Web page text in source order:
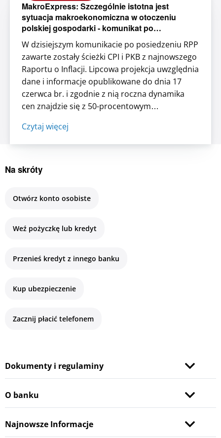
MakroExpress: Szczególnie istotna jest
sytuacja makroekonomiczna w otoczeniu
polskiej gospodarki - komunikat po
posiedzeniu RPP
W dzisiejszym komunikacie po posiedzeniu RPP
zawarte zostały ścieżki CPI i PKB z najnowszego
Raportu o Inflacji. Lipcowa projekcja uwzględnia
dane i informacje opublikowane do dnia 17
czerwca br. i zgodnie z nią roczna dynamika
cen znajdzie się z 50-procentowym
w 2026 r. (wobec 1,6 – 2,9% w projekcji z marca
br.), 1,5 – 4,0% w 2027...
Czytaj więcej
Na skróty
Otwórz konto osobiste
Weź pożyczkę lub kredyt
Przenieś kredyt z innego banku
Kup ubezpieczenie
Zacznij płacić telefonem
Dokumenty i regulaminy
O banku
Najnowsze Informacje